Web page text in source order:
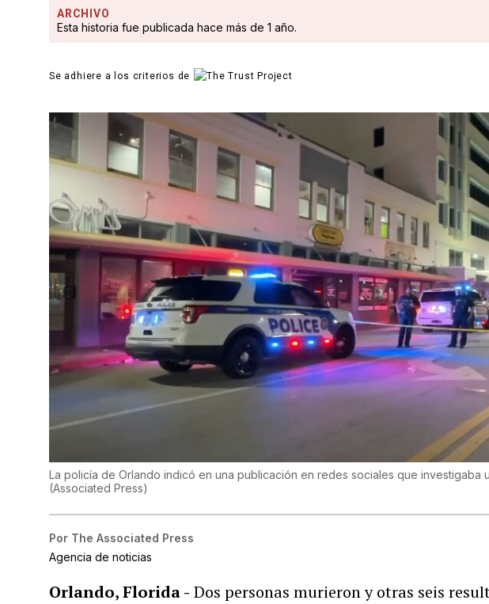
ARCHIVO
Esta historia fue publicada hace más de 1 año.
Se adhiere a los criterios de
La policía de Orlando indicó en una publicación en redes sociales que investigaba
(Associated Press)
Por The Associated Press
Agencia de noticias
Orlando, Florida - Dos personas murieron y otras seis